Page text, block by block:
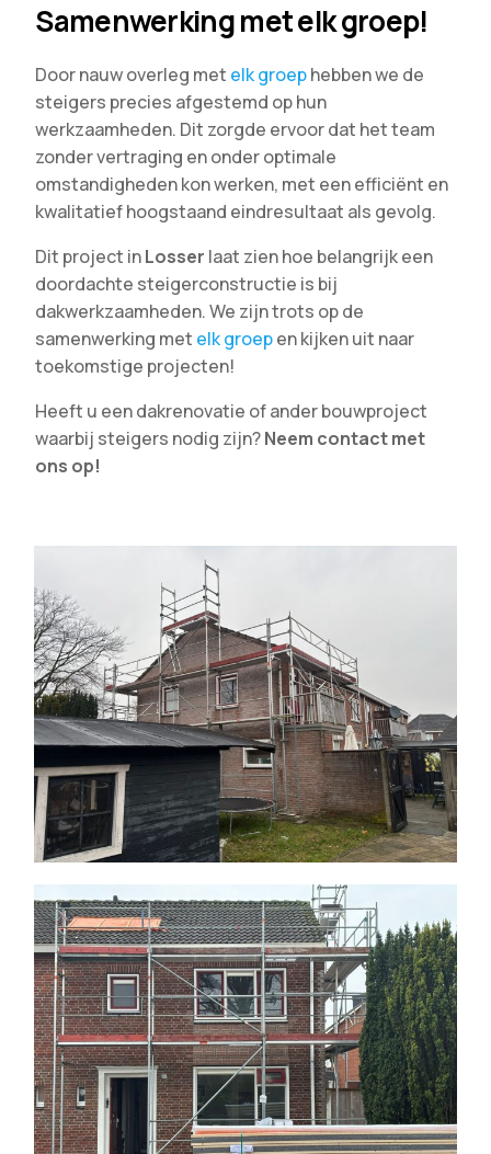
Samenwerking met elk groep!
Door nauw overleg met elk groephebben we de
steigers precies afgestemd op hun
werkzaamheden. Dit zorgde ervoor dat het team
zonder vertraging en onder optimale
omstandigheden kon werken, met een efficiënt en
kwalitatief hoogstaand eindresultaat als gevolg.
Dit project inLosser laat zien hoe belangrijk een
doordachte steigerconstructie is bij
dakwerkzaamheden. We zijn trots op de
samenwerking met elk groepen kijken uit naar
toekomstige projecten!
Heeft u een dakrenovatie of ander bouwproject
waarbij steigers nodig zijn?Neem contact met
ons op!